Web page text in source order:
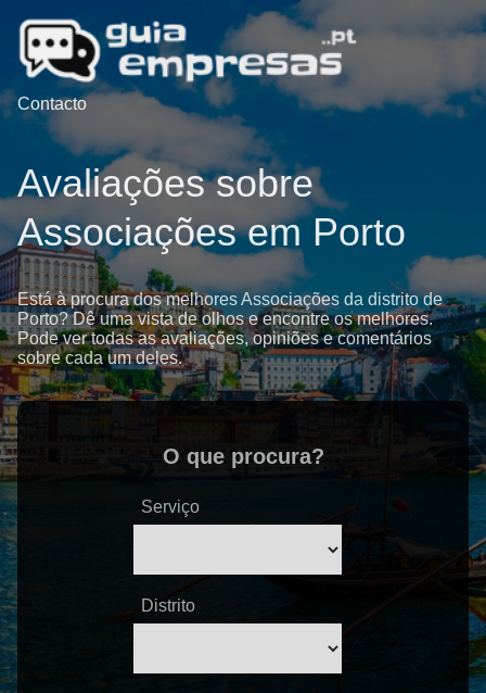
Contacto
Avaliações sobre
Associações em Porto
Está à procura dos melhores Associações da distrito de
Porto? Dê uma vista de olhos e encontre os melhores.
Pode ver todas as avaliações, opiniões e comentários
sobre cada um deles.
O que procura?
Serviço
Distrito